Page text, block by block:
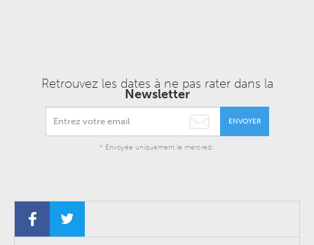
Retrouvez les dates à ne pas rater dans la
Newsletter
ENVOYER
* Envoyée uniquement le mercredi.